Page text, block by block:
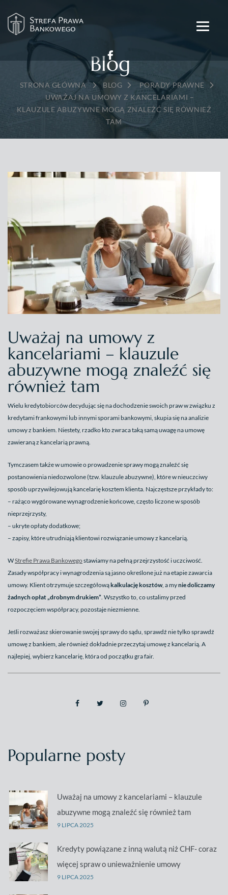
Blog
→ BLOG →
PORADY PRAWNE
UWAŻAJ NA UMOWY Z KANCELARIAMI –
KLAUZULE ABUZYWNE MOGĄ ZNALEŹĆ SIĘ RÓWNIEŻ
TAM
Uważaj na umowy z
kancelariami – klauzule
abuzywne mogą znaleźć się
również tam
Wielu kredytobiorców decydując się na dochodzenie swoich praw w związku z
kredytami frankowymi lub innymi sporami bankowymi, skupia się na analizie
umowy z bankiem. Niestety, rzadko kto zwraca taką samą uwagę na umowę
zawieraną z kancelarią prawną.
Tymczasem także w umowie o prowadzenie sprawy mogą znaleźć się
postanowienia niedozwolone (tzw. klauzule abuzywne), które w nieuczciwy
sposób uprzywilejowują kancelarię kosztem klienta. Najczęstsze przykłady to:
– rażąco wygórowane wynagrodzenie końcowe, często liczone w sposób
nieprzejrzysty,
– ukryte opłaty dodatkowe;
– zapisy, które utrudniają klientowi rozwiązanie umowy z kancelarią.
WStrefie Prawa Bankowego stawiamy na pełną przejrzystość i uczciwość.
Zasady współpracy i wynagrodzenia są jasno określone już na etapie zawarcia
umowy. Klient otrzymuje szczegółowąkalkulację kosztów, a mynie doliczamy
żadnych opłat „drobnym drukiem” . Wszystko to, co ustalimy przed
rozpoczęciem współpracy, pozostaje niezmienne.
Jeśli rozważasz skierowanie swojej sprawy do sądu, sprawdź nie tylko sprawdź
umowę z bankiem, ale również dokładnie przeczytaj umowę z kancelarią. A
najlepiej, wybierz kancelarię, która od początku gra fair.
Popularne posty
Uważaj na umowy z kancelariami – klauzule
abuzywne mogą znaleźć się również tam
9 LIPCA 2025
Kredyty powiązane z inną walutą niż CHF- coraz
więcej spraw o unieważnienie umowy
9 LIPCA 2025